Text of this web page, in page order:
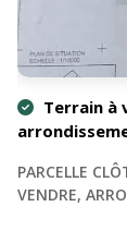
Terrain à
PARCELLE
VENDRE,